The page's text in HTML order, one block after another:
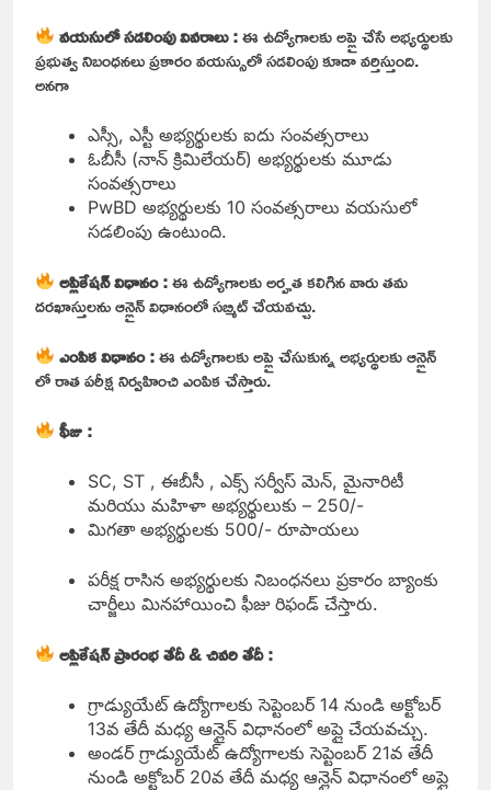
వయసులో సడలింపు వివరాలు :ఈ ఉద్యోగాలకు అప్లై చేసే అభ్యర్థులకు
ప్రభుత్వ నిబంధనలు ప్రకారం వయస్సులో సడలింపు కూడా వర్తిస్తుంది.
అనగా
ఎస్సీ, ఎస్టీ అభ్యర్థులకు ఐదు సంవత్సరాలు
ఓబీసీ (నాన్ క్రిమిలేయర్) అభ్యర్థులకు మూడు
సంవత్సరాలు
PwBD అభ్యర్థులకు 10 సంవత్సరాలు వయసులో
సడలింపు ఉంటుంది.
అప్లికేషన్ విధానం :ఈ ఉద్యోగాలకు అర్హత కలిగిన వారు తమ
దరఖాస్తులను ఆన్లైన్ విధానంలో సబ్మిట్ చేయవచ్చు.
ఎంపిక విధానం :ఈ ఉద్యోగాలకు అప్లై చేసుకున్న అభ్యర్థులకు ఆన్లైన్
లో రాత పరీక్ష నిర్వహించి ఎంపిక చేస్తారు.
ఫీజు :
SC, ST , ఈబీసీ , ఎక్స్ సర్వీస్ మెన్, మైనారిటీ
మరియు మహిళా అభ్యర్థులుకు – 250/-
మిగతా అభ్యర్థులకు 500/- రూపాయలు
పరీక్ష రాసిన అభ్యర్థులకు నిబంధనలు ప్రకారం బ్యాంకు
చార్జీలు మినహాయించి ఫీజు రిఫండ్ చేస్తారు.
అప్లికేషన్ ప్రారంభ తేదీ & చివరి తేదీ :
గ్రాడ్యుయేట్ ఉద్యోగాలకు సెప్టెంబర్ 14 నుండి అక్టోబర్
13వ తేదీ మధ్య ఆన్లైన్ విధానంలో అప్లై చేయవచ్చు.
అండర్ గ్రాడ్యుయేట్ ఉద్యోగాలకు సెప్టెంబర్ 21వ తేదీ
నుండి అక్టోబర్ 20వ తేదీ మధ్య ఆన్లైన్ విధానంలో అప్లై